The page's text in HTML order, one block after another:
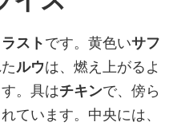
ストです。黄色いサフ
ルウは、燃え上がるよ
。具はチキンで、傍ら
ています。中央には、